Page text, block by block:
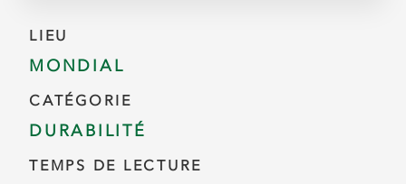
LIEU
MONDIAL
CATÉGORIE
DURABILITÉ
TEMPS DE LECTURE